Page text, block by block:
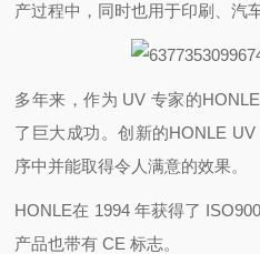
产过程中，同时也用于印刷、汽
多年来，作为 UV 专家的
了巨大成功。创新的HONLE
序中并能取得令人满意的效果。
HONLE在 1994 年获得了
产品也带有 CE 标志。